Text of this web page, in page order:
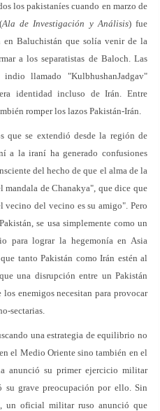
los pakistaníes cuando en marzo de
Ala de Investigación y Análisis) fue
en Baluchistán que solía venir de la
a los separatistas de Baloch. Las
llamado "KulbhushanJadgav"
identidad incluso de Irán. Entre
romper los lazos Pakistán-Irán.
que se extendió desde la región de
a la iraní ha generado confusiones
del hecho de que el alma de la
mandala de Chanakya", que dice que
vecino del vecino es su amigo". Pero
se usa simplemente como un
para lograr la hegemonía en Asia
tanto Pakistán como Irán estén al
una disrupción entre un Pakistán
enemigos necesitan para provocar
sectarias.
una estrategia de equilibrio no
el Medio Oriente sino también en el
anunció su primer ejercicio militar
grave preocupación por ello. Sin
un oficial militar ruso anunció que